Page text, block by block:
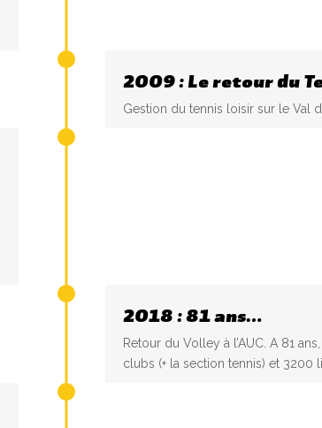
2009 : Le retour du
Gestion du tennis loisir sur le Val
2018 : 81 ans…
Retour du Volley à l’AUC. A 81
clubs (+ la section tennis) et 3200